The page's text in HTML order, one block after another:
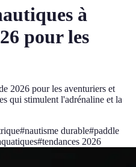
à
pour les
2026 pour les aventuriers et
qui stimulent l'adrénaline et la
#nautisme durable#paddle
#tendances 2026